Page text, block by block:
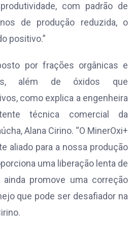
com padrão de
de produção reduzida, o
positivo.”
por frações orgânicas e
além de óxidos que
como explica a engenheira
técnica comercial da
Alana Cirino. “O MinerOxi+
aliado para a nossa produção
uma liberação lenta de
promove uma correção
que pode ser desafiador na